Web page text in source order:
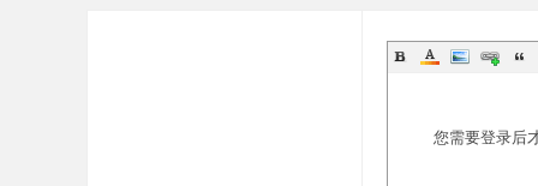
您需要登录后